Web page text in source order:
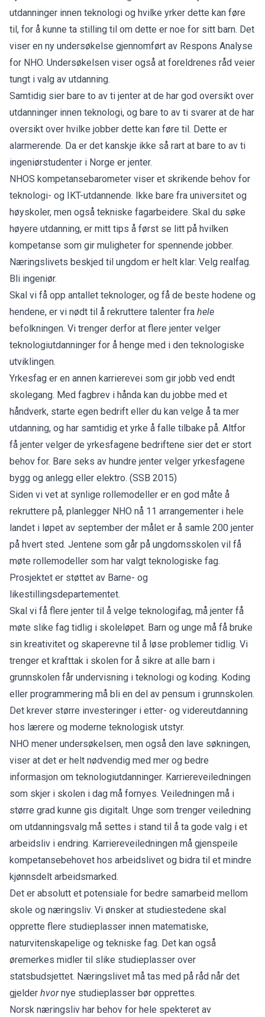
utdanninger innen teknologi og hvilke yrker dette kan føre
til, for å kunne ta stilling til om dette er noe for sitt barn. Det
viser en ny undersøkelse gjennomført av Respons Analyse
for NHO. Undersøkelsen viser også at foreldrenes råd veier
tungt i valg av utdanning.
Samtidig sier bare to av ti jenter at de har god oversikt over
utdanninger innen teknologi, og bare to av ti svarer at de har
oversikt over hvilke jobber dette kan føre til. Dette er
alarmerende. Da er det kanskje ikke så rart at bare to av ti
ingeniørstudenter i Norge er jenter.
NHOS kompetansebarometer viser et skrikende behov for
teknologi- og IKT-utdannende. Ikke bare fra universitet og
høyskoler, men også tekniske fagarbeidere. Skal du søke
høyere utdanning, er mitt tips å først se litt på hvilken
kompetanse som gir muligheter for spennende jobber.
Næringslivets beskjed til ungdom er helt klar: Velg realfag.
Bli ingeniør.
Skal vi få opp antallet teknologer, og få de beste hodene og
hendene, er vi nødt til å rekruttere talenter fra hele
befolkningen. Vi trenger derfor at flere jenter velger
teknologiutdanninger for å henge med i den teknologiske
utviklingen.
Yrkesfag er en annen karrierevei som gir jobb ved endt
skolegang. Med fagbrev i hånda kan du jobbe med et
håndverk, starte egen bedrift eller du kan velge å ta mer
utdanning, og har samtidig et yrke å falle tilbake på. Altfor
få jenter velger de yrkesfagene bedriftene sier det er stort
behov for. Bare seks av hundre jenter velger yrkesfagene
bygg og anlegg eller elektro. (SSB 2015)
Siden vi vet at synlige rollemodeller er en god måte å
rekruttere på, planlegger NHO nå 11 arrangementer i hele
landet i løpet av september der målet er å samle 200 jenter
på hvert sted. Jentene som går på ungdomsskolen vil få
møte rollemodeller som har valgt teknologiske fag.
Prosjektet er støttet av Barne- og
likestillingsdepartementet.
Skal vi få flere jenter til å velge teknologifag, må jenter få
møte slike fag tidlig i skoleløpet. Barn og unge må få bruke
sin kreativitet og skaperevne til å løse problemer tidlig. Vi
trenger et krafttak i skolen for å sikre at alle barn i
grunnskolen får undervisning i teknologi og koding. Koding
eller programmering må bli en del av pensum i grunnskolen.
Det krever større investeringer i etter- og videreutdanning
hos lærere og moderne teknologisk utstyr.
NHO mener undersøkelsen, men også den lave søkningen,
viser at det er helt nødvendig med mer og bedre
informasjon om teknologiutdanninger. Karriereveiledningen
som skjer i skolen i dag må fornyes. Veiledningen må i
større grad kunne gis digitalt. Unge som trenger veiledning
om utdanningsvalg må settes i stand til å ta gode valg i et
arbeidsliv i endring. Karriereveiledningen må gjenspeile
kompetansebehovet hos arbeidslivet og bidra til et mindre
kjønnsdelt arbeidsmarked.
Det er absolutt et potensiale for bedre samarbeid mellom
skole og næringsliv. Vi ønsker at studiestedene skal
opprette flere studieplasser innen matematiske,
naturvitenskapelige og tekniske fag. Det kan også
øremerkes midler til slike studieplasser over
statsbudsjettet. Næringslivet må tas med på råd når det
gjelder hvornye studieplasser bør opprettes.
Norsk næringsliv har behov for hele spekteret av